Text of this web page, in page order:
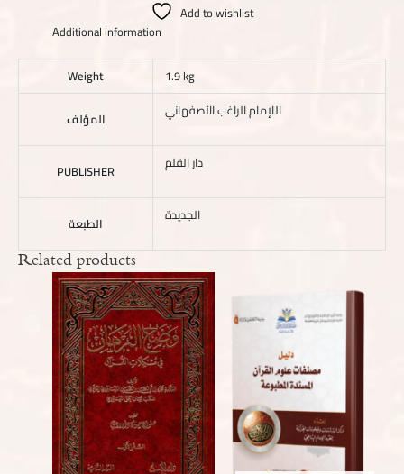
Add to wishlist
Additional information
Weight
1.9 kg
المؤلف
اللإمام الراغب الأصفهاني
PUBLISHER دار القلم
الطبعة الجديدة
Related products